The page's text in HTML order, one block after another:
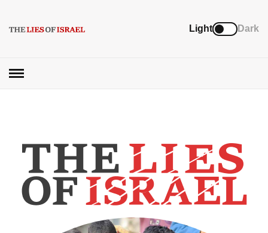
Light Dark